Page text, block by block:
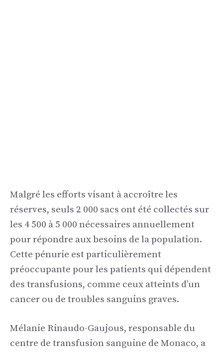
Malgré les efforts visant à accroître les
réserves, seuls 2 000 sacs ont été collectés sur
les 4 500 à 5 000 nécessaires annuellement
pour répondre aux besoins de la population.
Cette pénurie est particulièrement
préoccupante pour les patients qui dépendent
des transfusions, comme ceux atteints d’un
cancer ou de troubles sanguins graves.
Mélanie Rinaudo-Gaujous, responsable du
centre de transfusion sanguine de Monaco, a